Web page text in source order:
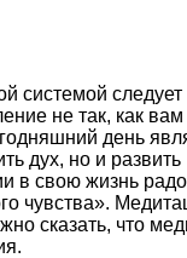
системой следует
не так, как вам
день
дух, но и развить
в свою жизнь
чувства».
сказать, что